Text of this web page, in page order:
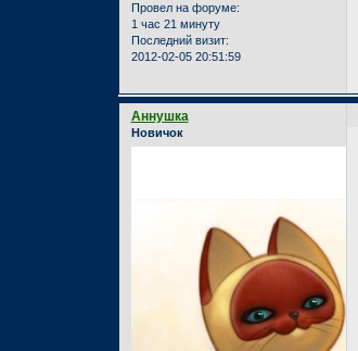
Провел на форуме:
1 час 21 минуту
Последний визит:
2012-02-05 20:51:59
Аннушка
Новичок